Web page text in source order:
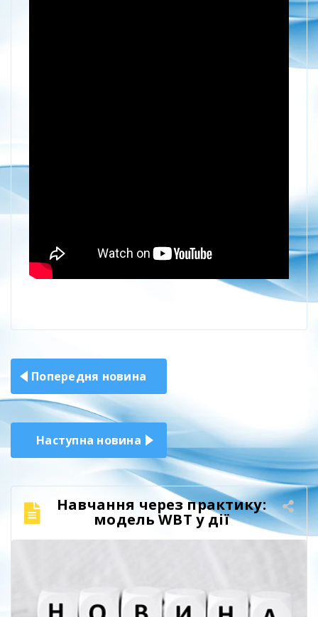
Навігація
записів
Попередня новина
Наступна новина
Навчання через практику:
модель WBT у дії